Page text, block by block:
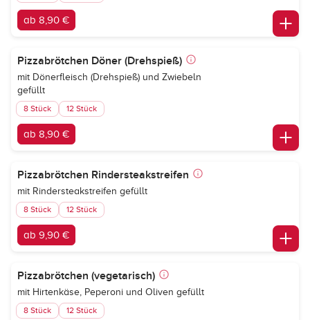
ab 8,90 €
Pizzabrötchen Döner (Drehspieß)
mit Dönerfleisch (Drehspieß) und Zwiebeln
gefüllt
8 Stück 12 Stück
ab 8,90 €
Pizzabrötchen Rindersteakstreifen
mit Rindersteakstreifen gefüllt
8 Stück 12 Stück
ab 9,90 €
Pizzabrötchen (vegetarisch)
mit Hirtenkäse, Peperoni und Oliven gefüllt
8 Stück 12 Stück